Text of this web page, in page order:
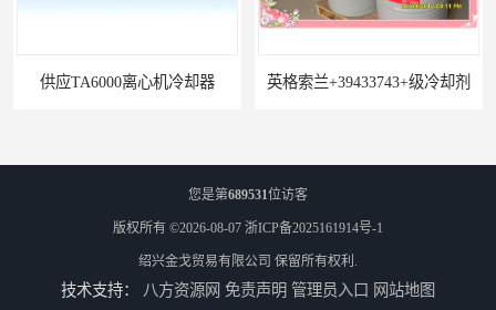
供应TA6000离心机冷却器 英格索兰+39433743+级冷却剂
您是第689531位访客
版权所有 ©2026-08-07 浙ICP备2025161914号-1
绍兴金戈贸易有限公司 保留所有权利.
技术支持： 八方资源网 免责声明 管理员入口 网站地图